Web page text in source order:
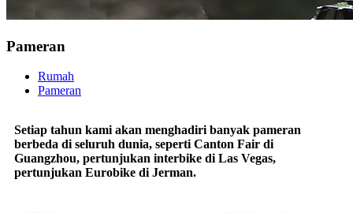
Pameran
Rumah
Pameran
Setiap tahun kami akan menghadiri banyak pameran
berbeda di seluruh dunia, seperti Canton Fair di
Guangzhou, pertunjukan interbike di Las Vegas,
pertunjukan Eurobike di Jerman.